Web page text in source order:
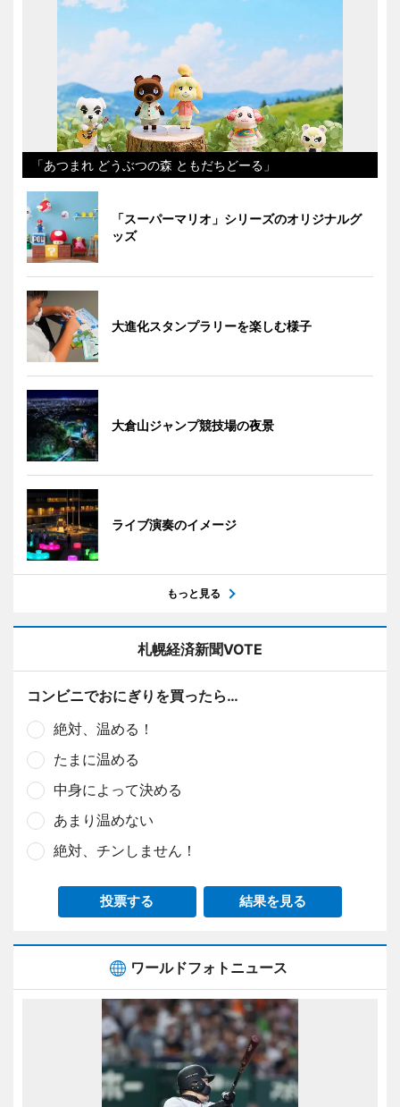
「あつまれ どうぶつの森 ともだちどーる」
「スーパーマリオ」シリーズのオリジナルグ
ッズ
大進化スタンプラリーを楽しむ様子
大倉山ジャンプ競技場の夜景
ライブ演奏のイメージ
もっと見る
札幌経済新聞VOTE
コンビニでおにぎりを買ったら…
絶対、温める！
たまに温める
中身によって決める
あまり温めない
絶対、チンしません！
投票する 結果を見る
ワールドフォトニュース